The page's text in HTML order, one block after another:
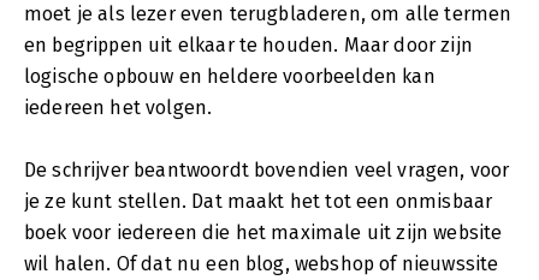
moet je als lezer even terugbladeren, om alle termen
en begrippen uit elkaar te houden. Maar door zijn
logische opbouw en heldere voorbeelden kan
iedereen het volgen.
De schrijver beantwoordt bovendien veel vragen, voor
je ze kunt stellen. Dat maakt het tot een onmisbaar
boek voor iedereen die het maximale uit zijn website
wil halen. Of dat nu een blog, webshop of nieuwssite